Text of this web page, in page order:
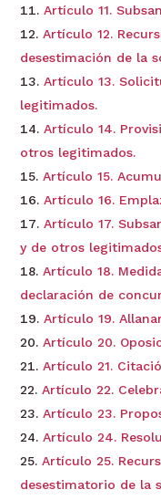
Artículo 11.
Artículo 12.
desestimación de la
Artículo 13.
legitimados.
Artículo 14.
otros legitimados.
Artículo 15.
Artículo 16.
Artículo 17.
y de otros
Artículo 18.
declaración de
Artículo 19.
Artículo 20.
Artículo 21.
Artículo 22.
Artículo 23.
Artículo 24.
Artículo 25.
desestimatorio de la